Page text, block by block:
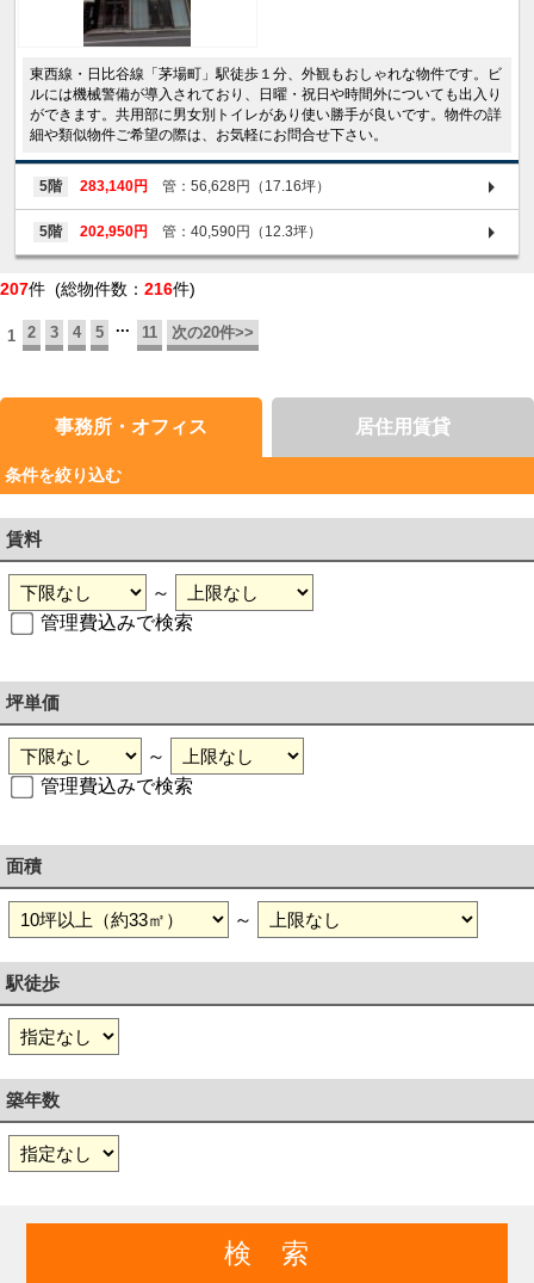
東西線・日比谷線「茅場町」駅徒歩１分、外観もおしゃれな物件です。ビ
ルには機械警備が導入されており、日曜・祝日や時間外についても出入り
ができます。共用部に男女別トイレがあり使い勝手が良いです。物件の詳
細や類似物件ご希望の際は、お気軽にお問合せ下さい。
5階 283,140円 管：56,628円（17.16坪）
5階 202,950円 管：40,590円（12.3坪）
207件 (総物件数： 216件)
1 2 3 4 5 ... 11 次の20件>>
事務所・オフィス 居住用賃貸
条件を絞り込む
賃料
～
管理費込みで検索
坪単価
～
管理費込みで検索
面積
～
駅徒歩
築年数